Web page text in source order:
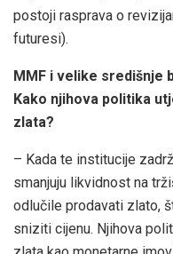
postoji rasprava o
futuresi).
MMF i velike središnje
Kako njihova politika
zlata?
– Kada te institucije
smanjuju likvidnost na
odlučile prodavati zlato,
sniziti cijenu. Njihova